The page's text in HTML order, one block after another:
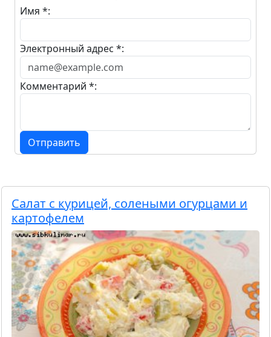
Имя *:
Электронный адрес *:
Комментарий *:
Отправить
Салат с курицей, солеными огурцами и
картофелем